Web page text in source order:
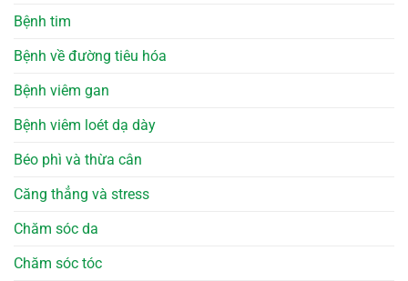
Bệnh tim
Bệnh về đường tiêu hóa
Bệnh viêm gan
Bệnh viêm loét dạ dày
Béo phì và thừa cân
Căng thẳng và stress
Chăm sóc da
Chăm sóc tóc